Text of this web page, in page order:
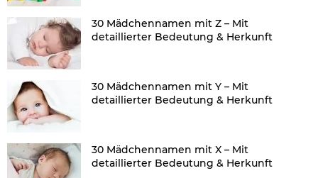
30 Mädchennamen mit Z – Mit
detaillierter Bedeutung & Herkunft
30 Mädchennamen mit Y – Mit
detaillierter Bedeutung & Herkunft
30 Mädchennamen mit X – Mit
detaillierter Bedeutung & Herkunft